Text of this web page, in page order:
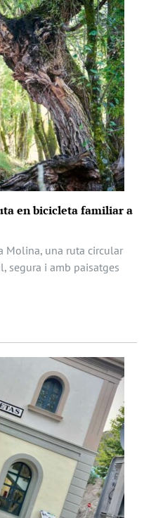
en bicicleta familiar a
Molina, una ruta circular
segura i amb paisatges